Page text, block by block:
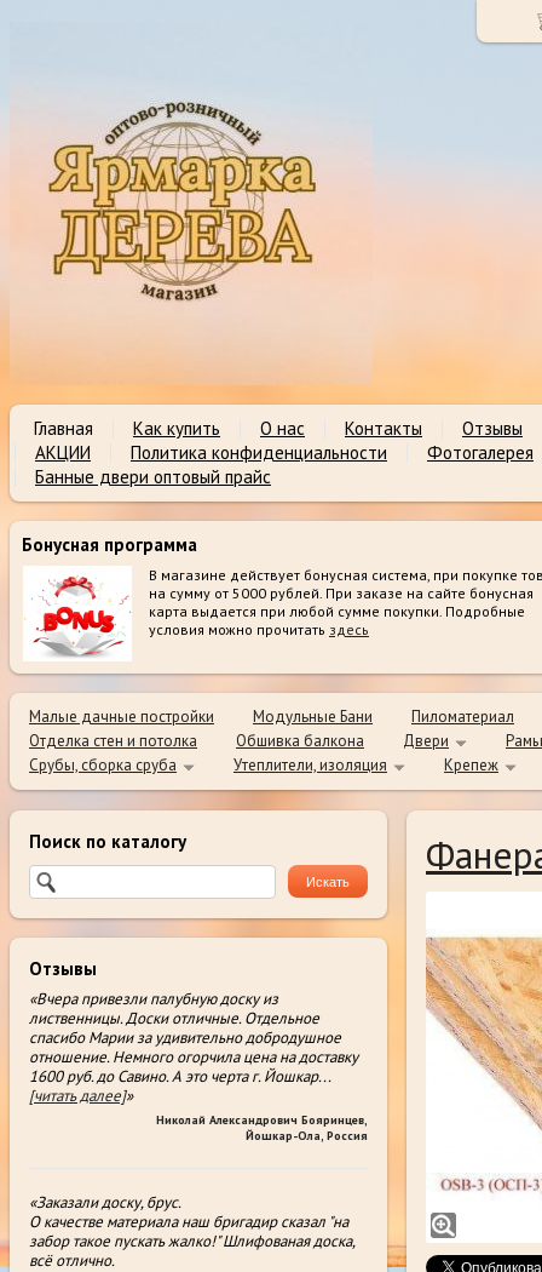
Главная Как купить О нас Контакты
Отзывы
АКЦИИ
Политика конфиденциальности
Фотогалерея
Банные двери оптовый прайс
Бонусная программа
В магазине действует бонусная система, при покупке
на сумму от 5000 рублей. При заказе на сайте бонусная
карта выдается при любой сумме покупки. Подробные
условия можно прочитать здесь
Малые дачные постройки Модульные Бани
Пиломатериал
Отделка стен и потолка
Обшивка балкона Двери
Срубы, сборка сруба
Утеплители, изоляция Крепеж
Поиск по каталогу
Отзывы
«Вчера привезли палубную доску из
лиственницы. Доски отличные. Отдельное
спасибо Марии за удивительно добродушное
отношение. Немного огорчила цена на доставку
1600 руб. до Савино. А это черта г. Йошкар...
[читать далее]»
Николай Александрович Бояринцев
Йошкар-Ола, Россия
«Заказали доску, брус.
О качестве материала наш бригадир сказал "на
забор такое пускать жалко!" Шлифованая доска,
всë отлично.